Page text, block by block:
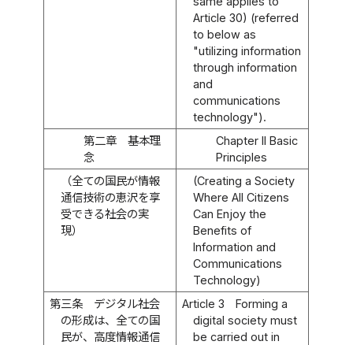
Article 30) (referred
to below as
"utilizing information
through information
and
communications
technology").
第二章 基本理
念
Chapter II Basic
Principles
（全ての国民が情報
通信技術の恵沢を享
受できる社会の実
現）
(Creating a Society
Where All Citizens
Can Enjoy the
Benefits of
Information and
Communications
Technology)
第三条
デジタル社会
の形成は、全ての国
民が、高度情報通信
Article 3
Forming a
digital society must
be carried out in